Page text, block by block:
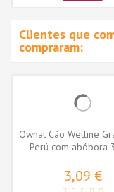
Clientes que
compraram:
Ownat Cão Wetline
Perú com abóbora
3,09 €